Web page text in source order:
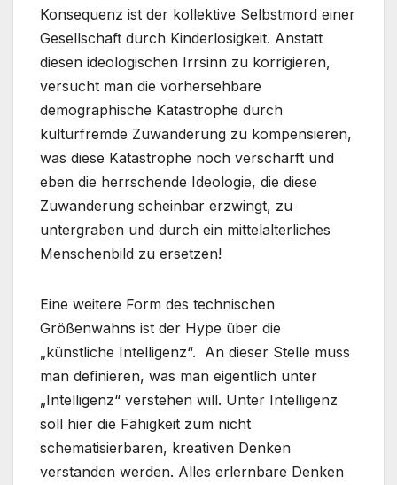
Konsequenz ist der kollektive Selbstmord einer
Gesellschaft durch Kinderlosigkeit. Anstatt
diesen ideologischen Irrsinn zu korrigieren,
versucht man die vorhersehbare
demographische Katastrophe durch
kulturfremde Zuwanderung zu kompensieren,
was diese Katastrophe noch verschärft und
eben die herrschende Ideologie, die diese
Zuwanderung scheinbar erzwingt, zu
untergraben und durch ein mittelalterliches
Menschenbild zu ersetzen!
Eine weitere Form des technischen
Größenwahns ist der Hype über die
„künstliche Intelligenz“. An dieser Stelle muss
man definieren, was man eigentlich unter
„Intelligenz“ verstehen will. Unter Intelligenz
soll hier die Fähigkeit zum nicht
schematisierbaren, kreativen Denken
verstanden werden. Alles erlernbare Denken